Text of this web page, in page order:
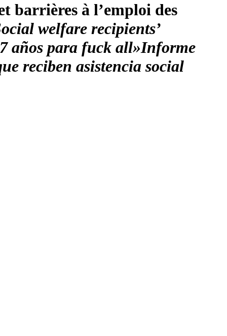
barrières à l’emploi des
welfare recipients’
años para fuck all»Informe
reciben asistencia social